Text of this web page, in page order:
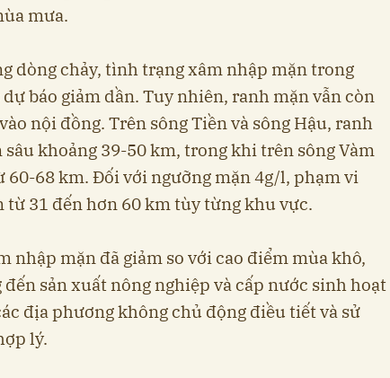
mưa.
dòng chảy, tình trạng xâm nhập mặn trong
báo giảm dần. Tuy nhiên, ranh mặn vẫn còn
nội đồng. Trên sông Tiền và sông Hậu, ranh
khoảng 39-50 km, trong khi trên sông Vàm
60-68 km. Đối với ngưỡng mặn 4g/l, phạm vi
từ 31 đến hơn 60 km tùy từng khu vực.
nhập mặn đã giảm so với cao điểm mùa khô,
sản xuất nông nghiệp và cấp nước sinh hoạt
địa phương không chủ động điều tiết và sử
lý.